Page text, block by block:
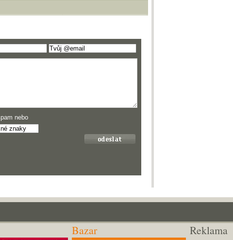
nebo
Bazar Reklama